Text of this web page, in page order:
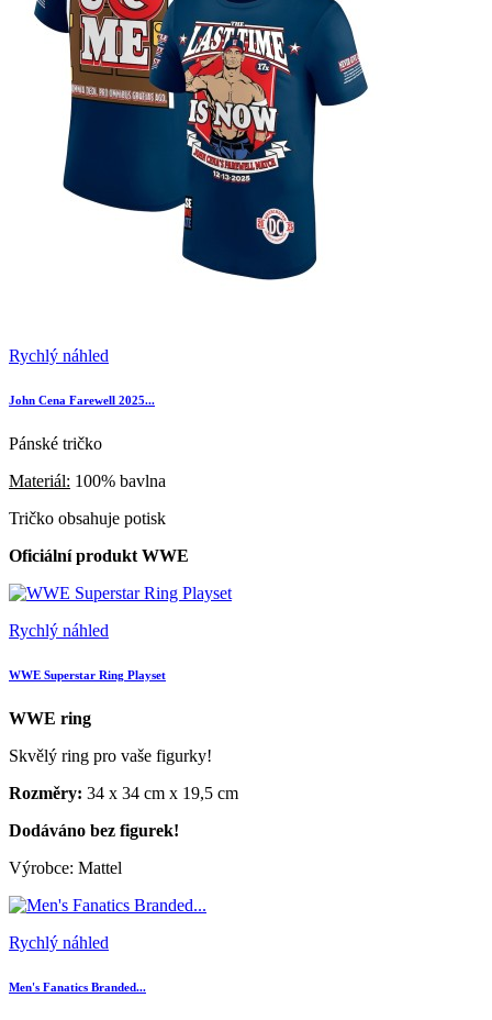
Rychlý náhled
John Cena Farewell 2025...
Pánské tričko
Materiál: 100% bavlna
Tričko obsahuje potisk
Oficiální produkt WWE
Rychlý náhled
WWE Superstar Ring Playset
WWE ring
Skvělý ring pro vaše figurky!
Rozměry: 34 x 34 cm x 19,5 cm
Dodáváno bez figurek!
Výrobce: Mattel
Rychlý náhled
Men's Fanatics Branded...